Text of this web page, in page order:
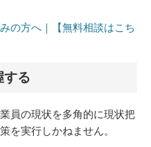
の方へ｜【無料相談はこち
する
員の現状を多角的に現状把
を実行しかねません。